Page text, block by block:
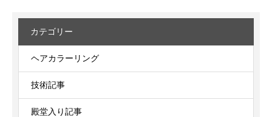
カテゴリー
ヘアカラーリング
技術記事
殿堂入り記事